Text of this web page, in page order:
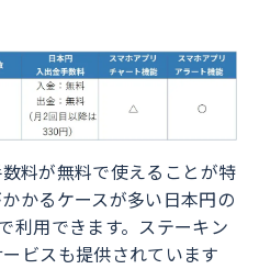
料が無料で使えることが特
かるケースが多い日本円の
利用できます。ステーキン
ビスも提供されています